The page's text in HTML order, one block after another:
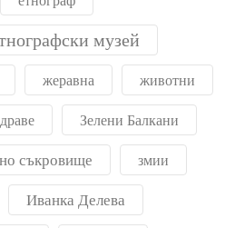
музей
жеравна животни
Зелени Балкани
съкровище змии
Иванка Делева